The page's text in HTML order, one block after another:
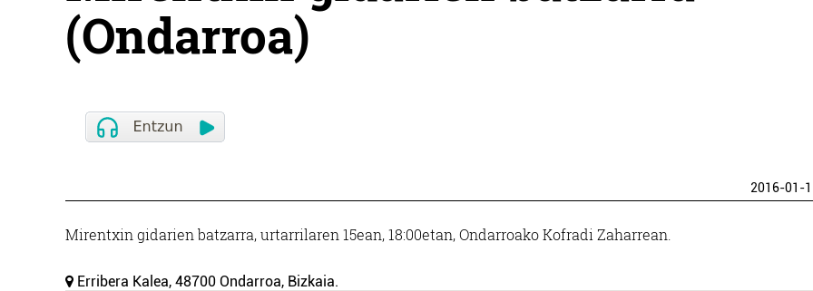
(Ondarroa)
2016-01-
Mirentxin gidarien batzarra, urtarrilaren 15ean, 18:00etan, Ondarroako Kofradi Zaharrean.
Erribera Kalea, 48700 Ondarroa, Bizkaia.